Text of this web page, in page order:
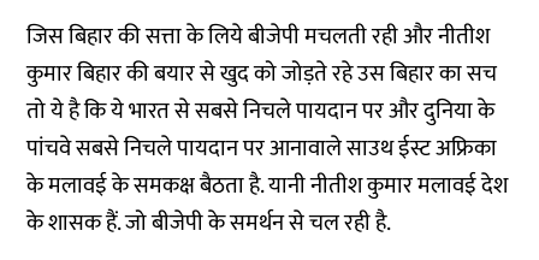
जिस बिहार की सत्ता के लिये बीजेपी मचलती रही और नीतीश
कुमार बिहार की बयार से खुद को जोड़ते रहे उस बिहार का सच
तो ये है कि ये भारत से सबसे निचले पायदान पर और दुनिया के
पांचवे सबसे निचले पायदान पर आनावाले साउथ ईस्ट अफ्रिका
के मलावई के समकक्ष बैठता है. यानी नीतीश कुमार मलावई देश
के शासक हैं. जो बीजेपी के समर्थन से चल रही है.